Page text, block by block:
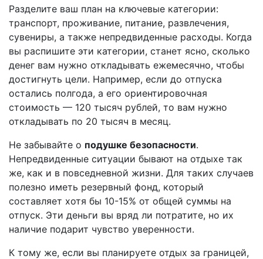
Разделите ваш план на ключевые категории:
транспорт, проживание, питание, развлечения,
сувениры, а также непредвиденные расходы. Когда
вы распишите эти категории, станет ясно, сколько
денег вам нужно откладывать ежемесячно, чтобы
достигнуть цели. Например, если до отпуска
остались полгода, а его ориентировочная
стоимость — 120 тысяч рублей, то вам нужно
откладывать по 20 тысяч в месяц.
Не забывайте о подушке безопасности.
Непредвиденные ситуации бывают на отдыхе так
же, как и в повседневной жизни. Для таких случаев
полезно иметь резервный фонд, который
составляет хотя бы 10-15% от общей суммы на
отпуск. Эти деньги вы вряд ли потратите, но их
наличие подарит чувство уверенности.
К тому же, если вы планируете отдых за границей,